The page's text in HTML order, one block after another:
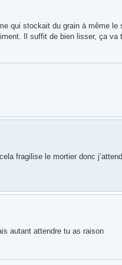
qui stockait du grain à même le
Il suffit de bien lisser, ça va
fragilise le mortier donc
autant attendre tu as raison